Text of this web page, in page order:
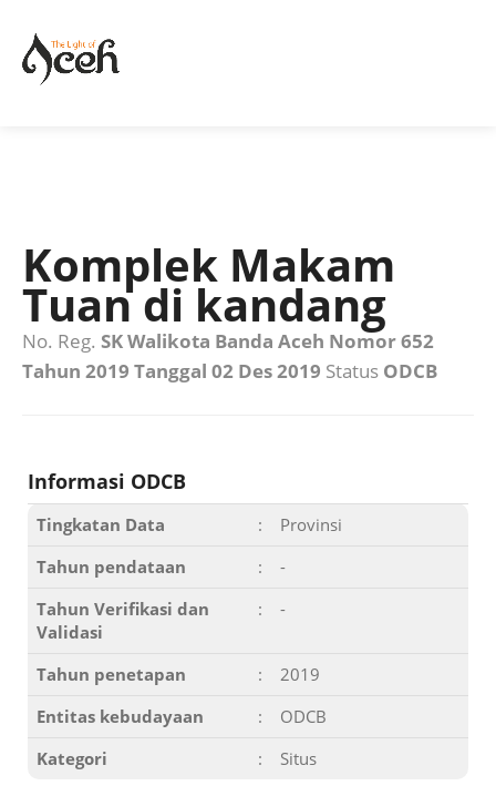
Komplek Makam
Tuan di kandang
No. Reg. SK Walikota Banda Aceh Nomor 652
Tahun 2019 Tanggal 02 Des 2019 Status ODCB
Informasi ODCB
Tingkatan Data :
Provinsi
Tahun pendataan
:
-
Tahun Verifikasi dan
Validasi
: -
Tahun penetapan :
2019
Entitas kebudayaan
:
ODCB
Kategori
: Situs